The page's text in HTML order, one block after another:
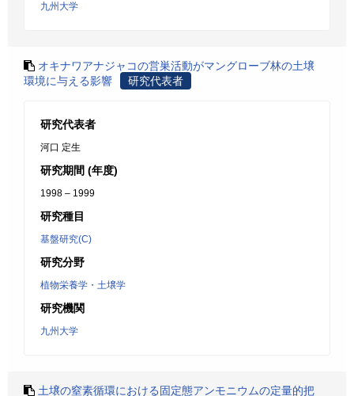
九州大学
オキナワアナジャコの営巣活動がマングローブ林の土壌
環境に与える影響
研究代表者
研究代表者
河口 定生
研究期間 (年度)
1998 – 1999
研究種目
基盤研究(C)
研究分野
植物栄養学・土壌学
研究機関
九州大学
土壌の窒素循環における固定態アンモニウムの定量的把